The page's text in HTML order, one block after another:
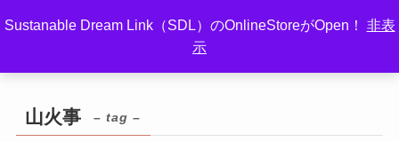
Sustanable Dream Link（SDL）のOnlineStoreがOpen！ 非表
示
山火事 – tag –